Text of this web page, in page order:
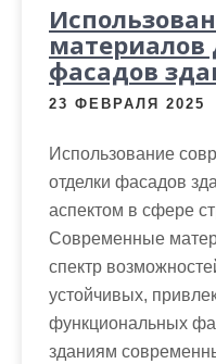
материалов
фасадов
23 ФЕВРАЛЯ 2025
Использование
отделки фасадов
аспектом в сфере
Современные
спектр
устойчивых,
функциональных
зданиям